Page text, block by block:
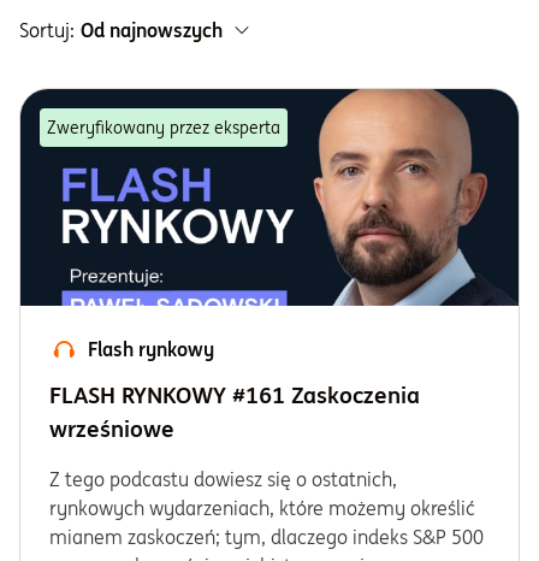
Otwórz konto
Zaloguj
Sortuj: Od najnowszych
Zweryfikowany przez eksperta
Flash rynkowy
FLASH RYNKOWY #161 Zaskoczenia
wrześniowe
Z tego podcastu dowiesz się o ostatnich,
rynkowych wydarzeniach, które możemy określić
mianem zaskoczeń; tym, dlaczego indeks S&P 500